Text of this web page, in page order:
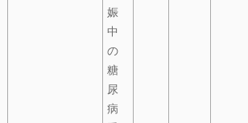
娠
中
の
糖
尿
病